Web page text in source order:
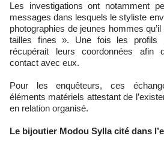
Les investigations ont notamment
messages dans lesquels le styliste
photographies de jeunes hommes
tailles fines ». Une fois les profils
récupérait leurs coordonnées afin
contact avec eux.
Pour les enquêteurs, ces
éléments matériels attestant de
en relation organisé.
Le bijoutier Modou Sylla cité dans